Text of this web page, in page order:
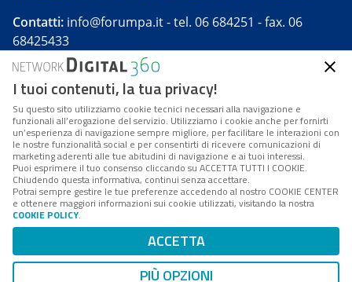
Contatti: info@forumpa.it- tel. 06 684251 - fax. 06
68425433
Forumpa.itè una pubblicazione telematica iscritta
presso Registro della stampa del Tribunale di Roma -
Reg. n. 182 del 2 maggio 2008 - Direttore resp. Michela
Stentella
FPA s.r.l. è società soggetta a Direzione e
Coordinamento da parte di Digital360 S.p.A. - FPA s.r.l.
è un'azienda certificata per il sistema di management
Codice Fiscale/Partita IVA n. 10693191008 - R.E.A. Roma
n. 1249791. ISP AWS
Mappa del sito
I tuoi contenuti, la tua privacy!
Su questo sito utilizziamo cookie tecnici necessari alla navigazione e
funzionali all’erogazione del servizio. Utilizziamo i cookie anche per fornirti
un’esperienza di navigazione sempre migliore, per facilitare le interazioni con
le nostre funzionalità social e per consentirti di ricevere comunicazioni di
marketing aderenti alle tue abitudini di navigazione e ai tuoi interessi.
Puoi esprimere il tuo consenso cliccando su ACCETTA TUTTI I COOKIE.
Chiudendo questa informativa, continui senza accettare.
Potrai sempre gestire le tue preferenze accedendo al nostro COOKIE CENTER
e ottenere maggiori informazioni sui cookie utilizzati, visitando la nostra
COOKIE POLICY.
ACCETTA
PIÙ OPZIONI